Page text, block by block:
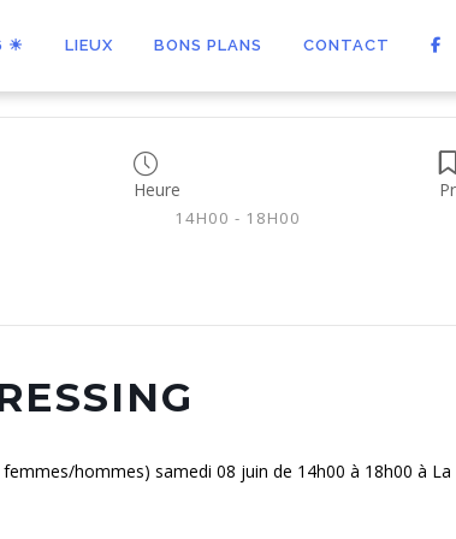
☀ LIEUX BONS PLANS CONTACT
Heure
14H00 - 18H00
hommes) samedi 08 juin de 14h00 à 18h00 à La